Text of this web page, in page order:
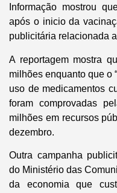
Informação mostrou
após o inicio da
publicitária relacionada
A reportagem mostra
milhões enquanto que o
uso de medicamentos
foram comprovadas
milhões em recursos
dezembro.
Outra campanha
do Ministério das
da economia que